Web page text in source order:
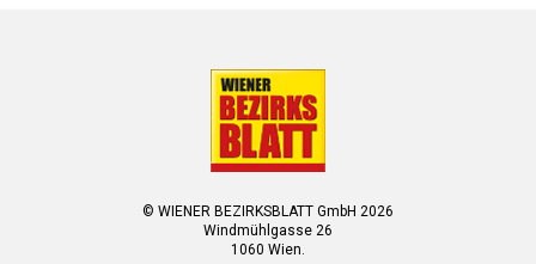
© WIENER BEZIRKSBLATT GmbH 2026
Windmühlgasse 26
1060 Wien.